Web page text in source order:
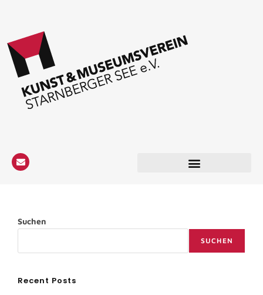
Suchen
SUCHEN
Recent Posts